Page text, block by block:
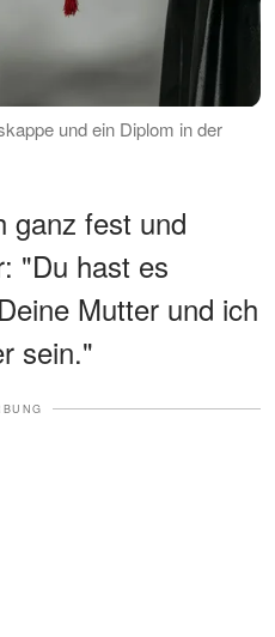
und ein Diplom in der
ganz fest und
"Du hast es
Mutter und ich
sein."